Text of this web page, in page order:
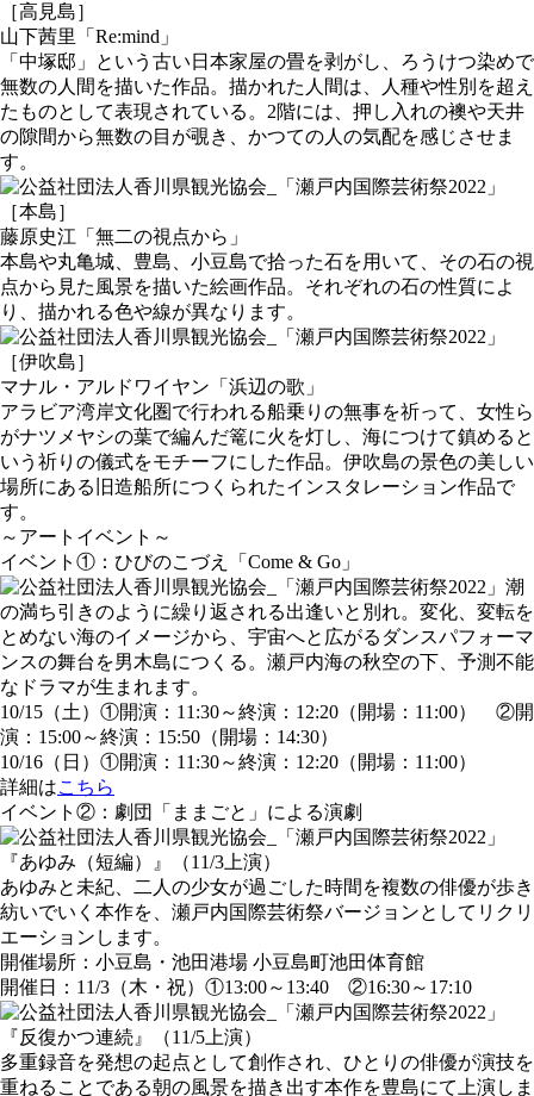
［高見島］
山下茜里「Re:mind」
「中塚邸」という古い日本家屋の畳を剥がし、ろうけつ染めで
無数の人間を描いた作品。描かれた人間は、人種や性別を超え
たものとして表現されている。2階には、押し入れの襖や天井
の隙間から無数の目が覗き、かつての人の気配を感じさせま
す。
［本島］
藤原史江「無二の視点から」
本島や丸亀城、豊島、小豆島で拾った石を用いて、その石の視
点から見た風景を描いた絵画作品。それぞれの石の性質によ
り、描かれる色や線が異なります。
［伊吹島］
マナル・アルドワイヤン「浜辺の歌」
アラビア湾岸文化圏で行われる船乗りの無事を祈って、女性ら
がナツメヤシの葉で編んだ篭に火を灯し、海につけて鎮めると
いう祈りの儀式をモチーフにした作品。伊吹島の景色の美しい
場所にある旧造船所につくられたインスタレーション作品で
す。
～アートイベント～
イベント①：ひびのこづえ「Come & Go」
潮
の満ち引きのように繰り返される出逢いと別れ。変化、変転を
とめない海のイメージから、宇宙へと広がるダンスパフォーマ
ンスの舞台を男木島につくる。瀬戸内海の秋空の下、予測不能
なドラマが生まれます。
10/15（土）①開演：11:30～終演：12:20（開場：11:00） ②開
演：15:00～終演：15:50（開場：14:30）
10/16（日）①開演：11:30～終演：12:20（開場：11:00）
詳細はこちら
イベント②：劇団「ままごと」による演劇
『あゆみ（短編）』（11/3上演）
あゆみと未紀、二人の少女が過ごした時間を複数の俳優が歩き
紡いでいく本作を、瀬戸内国際芸術祭バージョンとしてリクリ
エーションします。
開催場所：小豆島・池田港場 小豆島町池田体育館
開催日：11/3（木・祝）①13:00～13:40 ②16:30～17:10
『反復かつ連続』（11/5上演）
多重録音を発想の起点として創作され、ひとりの俳優が演技を
重ねることである朝の風景を描き出す本作を豊島にて上演しま